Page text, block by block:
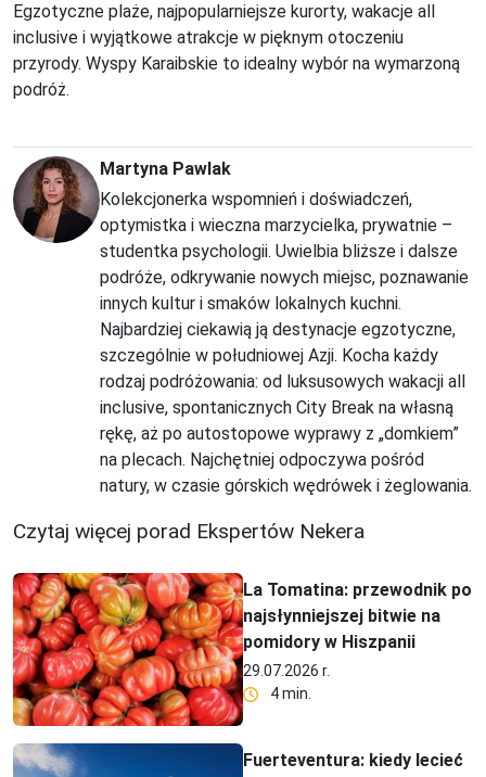
Egzotyczne plaże, najpopularniejsze kurorty, wakacje all
inclusive i wyjątkowe atrakcje w pięknym otoczeniu
przyrody. Wyspy Karaibskie to idealny wybór na wymarzoną
podróż.
Martyna Pawlak
Kolekcjonerka wspomnień i doświadczeń,
optymistka i wieczna marzycielka, prywatnie –
studentka psychologii. Uwielbia bliższe i dalsze
podróże, odkrywanie nowych miejsc, poznawanie
innych kultur i smaków lokalnych kuchni.
Najbardziej ciekawią ją destynacje egzotyczne,
szczególnie w południowej Azji. Kocha każdy
rodzaj podróżowania: od luksusowych wakacji all
inclusive, spontanicznych City Break na własną
rękę, aż po autostopowe wyprawy z „domkiem”
na plecach. Najchętniej odpoczywa pośród
natury, w czasie górskich wędrówek i żeglowania.
Czytaj więcej porad Ekspertów Nekera
La Tomatina: przewodnik po
najsłynniejszej bitwie na
pomidory w Hiszpanii
29.07.2026 r.
4 min.
Fuerteventura: kiedy lecieć